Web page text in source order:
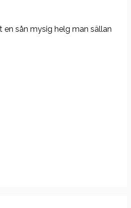
en sån mysig helg man sällan